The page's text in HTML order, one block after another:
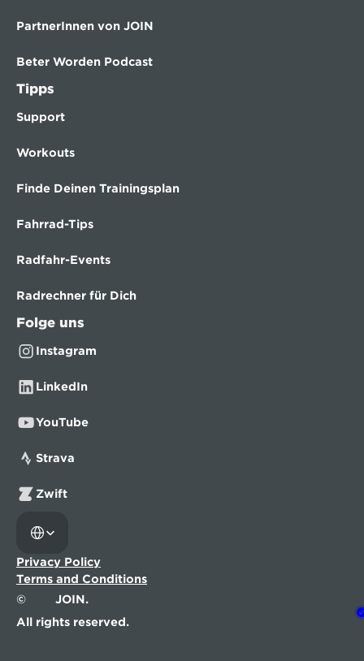
PartnerInnen von JOIN
Beter Worden Podcast
Tipps
Support
Workouts
Finde Deinen Trainingsplan
Fahrrad-Tips
Radfahr-Events
Radrechner für Dich
Folge uns
Instagram
LinkedIn
YouTube
Strava
Zwift
©
JOIN.
All rights reserved.
Privacy Policy
Terms and Conditions